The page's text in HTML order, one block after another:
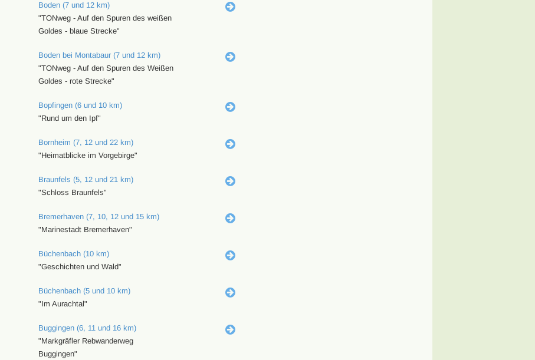
Boden (7 und 12 km)
"TONweg - Auf den Spuren des weißen
Goldes - blaue Strecke"
Boden bei Montabaur (7 und 12 km)
"TONweg - Auf den Spuren des Weißen
Goldes - rote Strecke"
Bopfingen (6 und 10 km)
"Rund um den Ipf"
Bornheim (7, 12 und 22 km)
"Heimatblicke im Vorgebirge"
Braunfels (5, 12 und 21 km)
"Schloss Braunfels"
Bremerhaven (7, 10, 12 und 15 km)
"Marinestadt Bremerhaven"
Büchenbach (10 km)
"Geschichten und Wald"
Büchenbach (5 und 10 km)
"Im Aurachtal"
Buggingen (6, 11 und 16 km)
"Markgräfler Rebwanderweg
Buggingen"